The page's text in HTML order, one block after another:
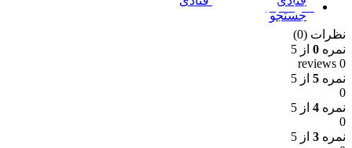
جستجو
نظرات (0)
نظرات (0)
نمره 0 از 5
0 reviews
نمره 5 از 5
0
نمره 4 از 5
0
نمره 3 از 5